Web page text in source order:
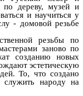
по дереву, музей и
и научиться у
- домовой резьбе
резьбы по
заново по
созданию новых
эстетическую
То, что создано
народу на